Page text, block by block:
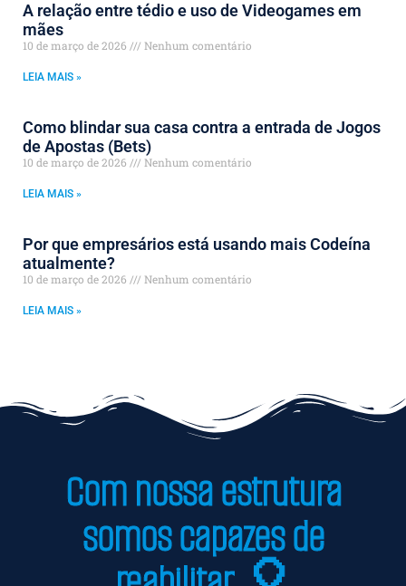
A relação entre tédio e uso de Videogames em
mães
10 de março de 2026 Nenhum comentário
LEIA MAIS »
Como blindar sua casa contra a entrada de Jogos
de Apostas (Bets)
10 de março de 2026 Nenhum comentário
LEIA MAIS »
Por que empresários está usando mais Codeína
atualmente?
10 de março de 2026 Nenhum comentário
LEIA MAIS »
Com nossa estrutura
somos capazes de